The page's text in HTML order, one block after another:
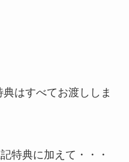
典はすべてお渡ししま
特典に加えて・・・